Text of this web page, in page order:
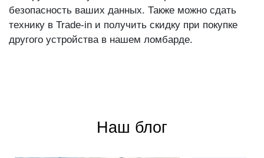
быструю выплату, обеспечивая при этом
безопасность ваших данных. Также можно сдать
технику в Trade-in и получить скидку при покупке